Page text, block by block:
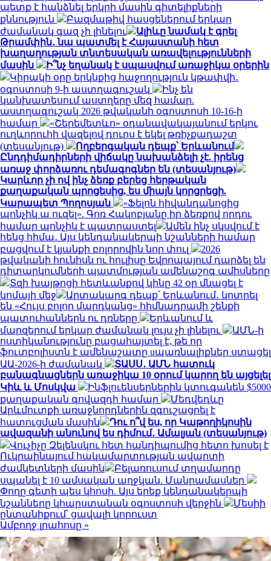
պետք է հանձնել երկրի մասին գիտելիքների
քննություն
Բազմաթիվ հասցեներում երկար
ժամանակ գազ չի լինելու
Ալիևը նամակ է գրել
Թրամփին․ նա պատմել է Հայաստանի հետ
խաղաղության տնտեսական առավելությունների
մասին
Ի՞նչ եղանակ է սպասվում առաջիկա օրերին
Կիրակի օրը երկնքից հաջողություն կթափվի․
օգոստոսի 9-ի աստղագուշակ
Ինչ են
կանխատեսում աստղերը մեզ համար.
աստղագուշակ 2026 թվականի օգոստոսի 10-16-ի
համար
«Շերեմետևո» օդանավակայանում երկու
ուղևորուհի վազելով դուրս է եկել թռիչքադաշտ
(տեսանյութ)
Ողբերգական դեպք՝ Երևանում
Ընդդիմադիրների վիճակը նախանձելի չէ. իրենց
առաջ փորձառու դեմագոգներ են (տեսանյութ)
Կարևոր չի ով ինչ ձեռք բերեց հերթական
քաղաքական պրոցեսից, ես միայն կորցրեցի.
Կարապետ Պողոսյան
«Ֆելոն հիվանդանոցից
պոնչիկ ա ուզել». Գոռ Հակոբյանը իր ձեռքով որդու
համար պոնչիկ է պատրաստել
Ամեն ինչ սկսվում է
հենց հիմա․ Այս կենդանակերպի նշանների համար
բացվում է կյանքի բոլորովին նոր փուլ
2026
թվականի հունիսն ու հուլիսը Եվրոպայում դարձել են
դիտարկումների պատմության ամենաշոգ ամիսները
Տզի խայթոցի հետևանքով կինը 42 օր մնացել է
կոմայի մեջ
Արտակարգ դեպք՝ Երևանում․ կոտրել
են «Հույս բոլոր մարդկանց» հիմնադրամի շենքի
պատուհաններն ու դռները
Երևանում և
մարզերում երկար ժամանակ լույս չի լինելու
ԱՄՆ-ի
ոստիկանությունը բացահայտել է, թե որ
ֆուտբոլիստն է ամենաշատը uպառնալիքներ ստացել
ԱԱ-2026-ի ժամանակ
ՏԱՍՍ․ ԱՄՆ հատուկ
բանագնացներն առաջիկա 10 օրում կարող են այցելել
Կիև և Մոսկվա
Ինֆլուենսերներին կտուգանեն $5000
քաղաքական գովազդի համար
Մեդվեդևը
Արևմուտքի առաջնորդներին զգուշացրել է
հատուցման մասին
Դու ո՞վ ես, որ Կաթողիկոսին
ավազանի անունով ես դիմում․ Ամալյան (տեսանյութ)
Վուչիչը Զելենսկու հետ հանդիպումից հետո խոսել է
Ուկրաինայում հակամարտության ավարտի
ժամկետների մասին
Բելառուսում տղամարդը
սպանել է 10 ամսական աղջկան. Մանրամասներ
Փողը գետի պես կհոսի. Այս երեք կենդանակերպի
նշանները կհարստանան օգոստոսի վերջին
Մեսիի
ընտանիքում՝ ցավալի կորուստ
Ամբողջ լրահոսը »